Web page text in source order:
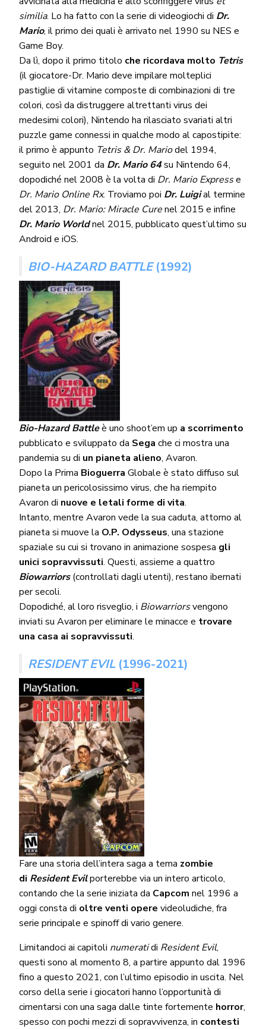
similia. Lo ha fatto con la serie di videogiochi di Dr.
Mario, il primo dei quali è arrivato nel 1990 su NES e
Game Boy.
Da lì, dopo il primo titolo che ricordava molto Tetris
(il giocatore-Dr. Mario deve impilare molteplici
pastiglie di vitamine composte di combinazioni di tre
colori, così da distruggere altrettanti virus dei
medesimi colori), Nintendo ha rilasciato svariati altri
puzzle game connessi in qualche modo al capostipite:
il primo è appunto Tetris & Dr. Mariodel 1994,
seguito nel 2001 da Dr. Mario 64su Nintendo 64,
dopodiché nel 2008 è la volta di Dr. Mario Expresse
Dr. Mario Online Rx. Troviamo poi Dr. Luigial termine
del 2013, Dr. Mario: Miracle Curenel 2015 e infine
Dr. Mario Worldnel 2015, pubblicato quest’ultimo su
Android e iOS.
BIO-HAZARD BATTLE(1992)
Bio-Hazard Battleè uno shoot’em up a scorrimento
pubblicato e sviluppato da Segache ci mostra una
pandemia su di un pianeta alieno, Avaron.
Dopo la Prima BioguerraGlobale è stato diffuso sul
pianeta un pericolosissimo virus, che ha riempito
Avaron di nuove e letali forme di vita.
Intanto, mentre Avaron vede la sua caduta, attorno al
pianeta si muove la O.P. Odysseus, una stazione
spaziale su cui si trovano in animazione sospesa gli
unici sopravvissuti. Questi, assieme a quattro
Biowarriors(controllati dagli utenti), restano ibernati
per secoli.
Dopodiché, al loro risveglio, i Biowarriorsvengono
inviati su Avaron per eliminare le minacce e trovare
una casa ai sopravvissuti.
RESIDENT EVIL (1996-2021)
Fare una storia dell’intera saga a tema zombie
di Resident Evilporterebbe via un intero articolo,
contando che la serie iniziata da Capcom nel 1996 a
oggi consta di oltre venti opere videoludiche, fra
serie principale e spinoff di vario genere.
Limitandoci ai capitoli numeratidi Resident Evil,
questi sono al momento 8, a partire appunto dal 1996
fino a questo 2021, con l’ultimo episodio in uscita. Nel
corso della serie i giocatori hanno l’opportunità di
cimentarsi con una saga dalle tinte fortemente horror,
spesso con pochi mezzi di sopravvivenza, in contesti